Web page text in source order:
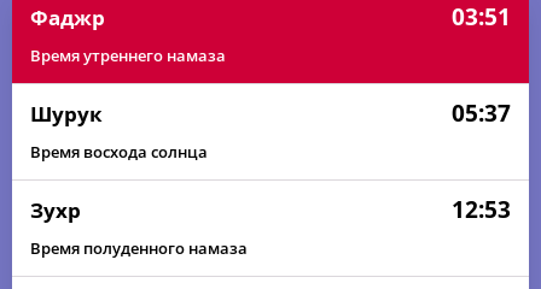
Фаджр 03:51
Время утреннего намаза
Шурук 05:37
Время восхода солнца
Зухр 12:53
Время полуденного намаза